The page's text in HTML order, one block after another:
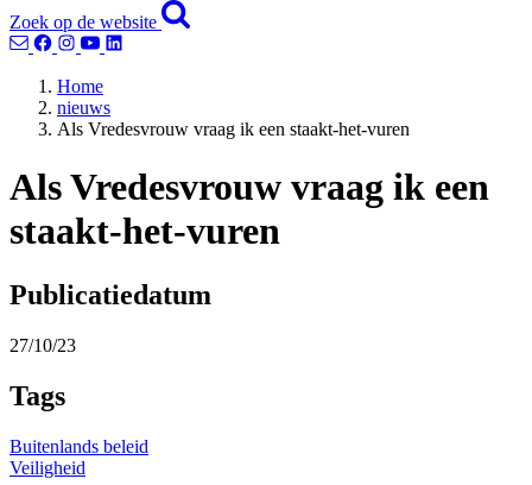
Zoek op de website
Home
nieuws
Als Vredesvrouw vraag ik een staakt-het-vuren
Als Vredesvrouw vraag ik een
staakt-het-vuren
Publicatiedatum
27/10/23
Tags
Buitenlands beleid
Veiligheid